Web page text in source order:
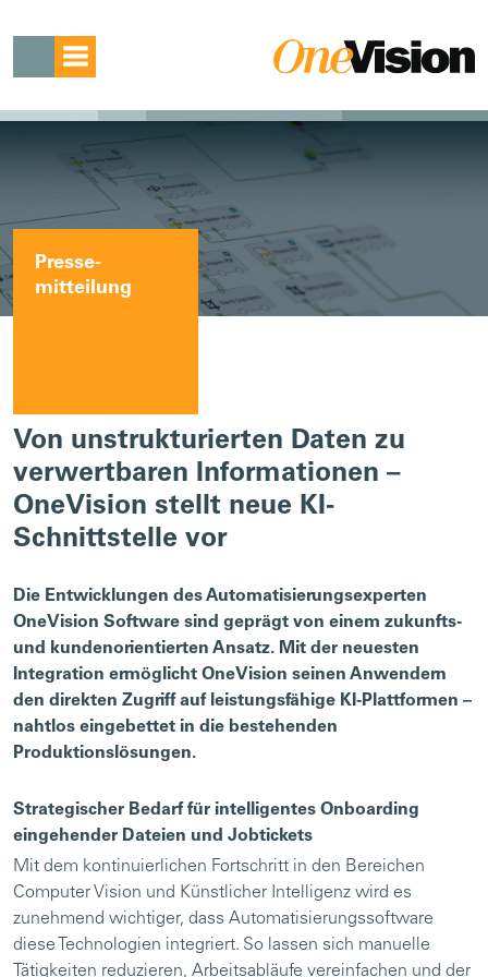
Presse­
mitteilung
Von unstrukturierten Daten zu
verwertbaren Informationen –
OneVision stellt neue KI-
Schnittstelle vor
Die Entwicklungen des Automatisierungsexperten
OneVision Software sind geprägt von einem zukunfts-
und kundenorientierten Ansatz. Mit der neuesten
Integration ermöglicht OneVision seinen Anwendern
den direkten Zugriff auf leistungsfähige KI-Plattformen –
nahtlos eingebettet in die bestehenden
Produktionslösungen.
Strategischer Bedarf für intelligentes Onboarding
eingehender Dateien und Jobtickets
Mit dem kontinuierlichen Fortschritt in den Bereichen
Computer Vision und Künstlicher Intelligenz wird es
zunehmend wichtiger, dass Automatisierungssoftware
diese Technologien integriert. So lassen sich manuelle
Tätigkeiten reduzieren, Arbeitsabläufe vereinfachen und der